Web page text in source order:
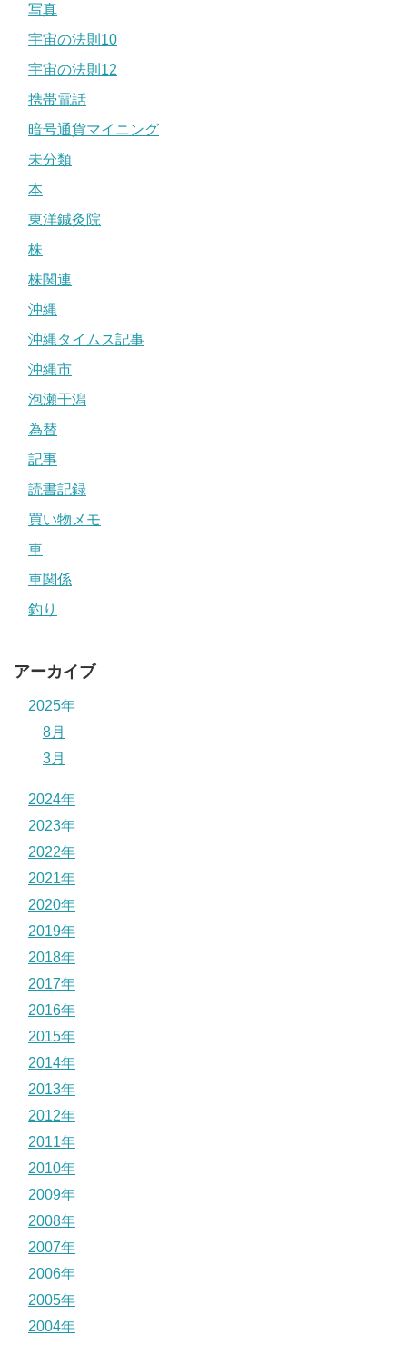
写真
宇宙の法則10
宇宙の法則12
携帯電話
暗号通貨マイニング
未分類
本
東洋鍼灸院
株
株関連
沖縄
沖縄タイムス記事
沖縄市
泡瀬干潟
為替
記事
読書記録
買い物メモ
車
車関係
釣り
アーカイブ
2025年
8月
3月
2024年
2023年
2022年
2021年
2020年
2019年
2018年
2017年
2016年
2015年
2014年
2013年
2012年
2011年
2010年
2009年
2008年
2007年
2006年
2005年
2004年